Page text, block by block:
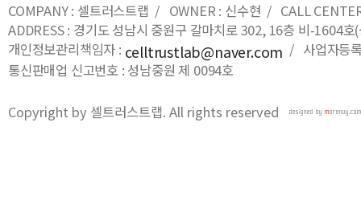
COMPANY : 셀트러스트랩 / OWNER : 신수현 / CALL
ADDRESS : 경기도 성남시 중원구 갈마치로 302, 16층 비-1604
개인정보관리책임자 : celltrustlab@naver.com / 사업자등
통신판매업 신고번호 : 성남중원 제 0094호
Copyright by 셀트러스트랩. All rights reserved